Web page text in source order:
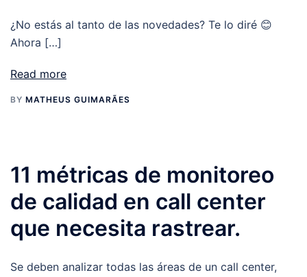
¿No estás al tanto de las novedades? Te lo diré 😊
Ahora […]
Read more
BY MATHEUS GUIMARÃES
11 métricas de monitoreo
de calidad en call center
que necesita rastrear.
Se deben analizar todas las áreas de un call center,